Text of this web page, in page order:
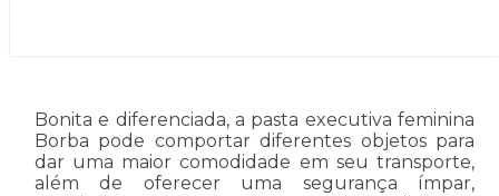
Bonita e diferenciada, a pasta executiva feminina
Borba pode comportar diferentes objetos para
dar uma maior comodidade em seu transporte,
além de oferecer uma segurança ímpar,